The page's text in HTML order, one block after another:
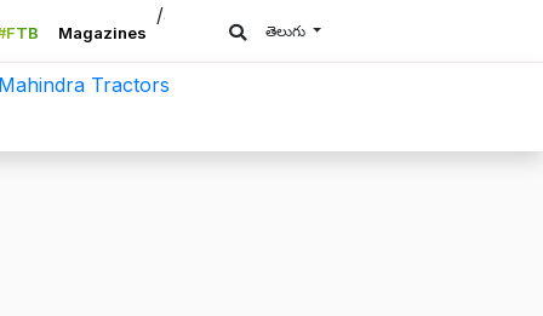
Magazines
/a>
తెలుగు